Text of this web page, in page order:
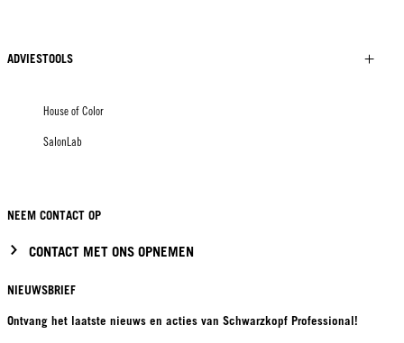
ADVIESTOOLS
House of Color
SalonLab
NEEM CONTACT OP
CONTACT MET ONS OPNEMEN
NIEUWSBRIEF
Ontvang het laatste nieuws en acties van Schwarzkopf Professional!